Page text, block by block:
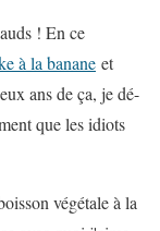
! En ce
à la banane et
ans de ça, je dé-
que les idiots
végétale à la